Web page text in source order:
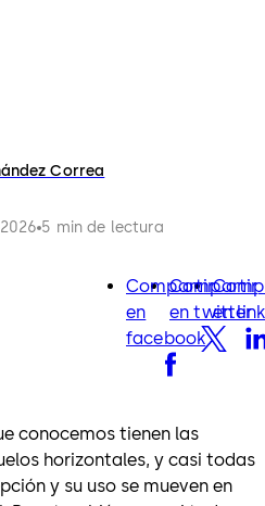
Correa
5 min de lectura
Compartir
en
facebook
facebook
Compartir
en twitter
twitter
en
conocemos tienen las
horizontales, y casi todas
y su uso se mueven en